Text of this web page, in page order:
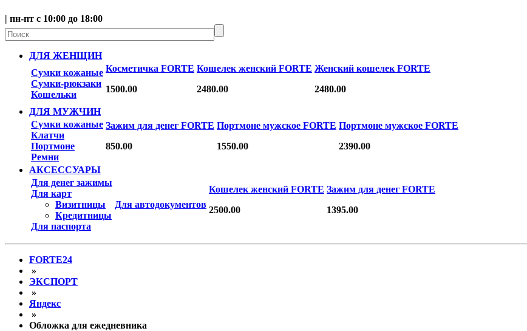
| пн-пт с 10:00 до 18:00
ДЛЯ ЖЕНЩИН
Сумки кожаные
Сумки-рюкзаки
Кошельки
Косметичка FORTE
1500.00
Кошелек женский FORTE
2480.00
Женский кошелек FORTE
2480.00
ДЛЯ МУЖЧИН
Сумки кожаные
Клатчи
Портмоне
Ремни
Зажим для денег FORTE
850.00
Портмоне мужское FORTE
1550.00
Портмоне мужское FORTE
2390.00
АКСЕССУАРЫ
Для денег зажимы
Для карт
Визитницы
Кредитницы
Для паспорта
Для автодокументов
Кошелек женский FORTE
2500.00
Зажим для денег FORTE
1395.00
FORTE24
»
ЭКСПОРТ
»
Яндекс
»
Обложка для ежедневника